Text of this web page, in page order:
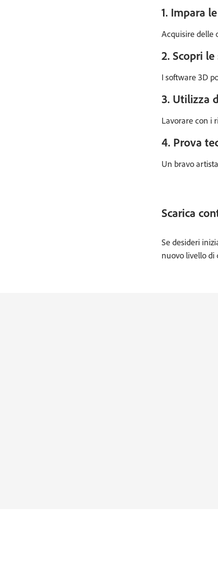
1. Impara
Acquisire delle
2. Scopri
I software 3D
3. Utilizza
Lavorare con i
4. Prova
Un bravo
Scarica
Se desideri
nuovo livello